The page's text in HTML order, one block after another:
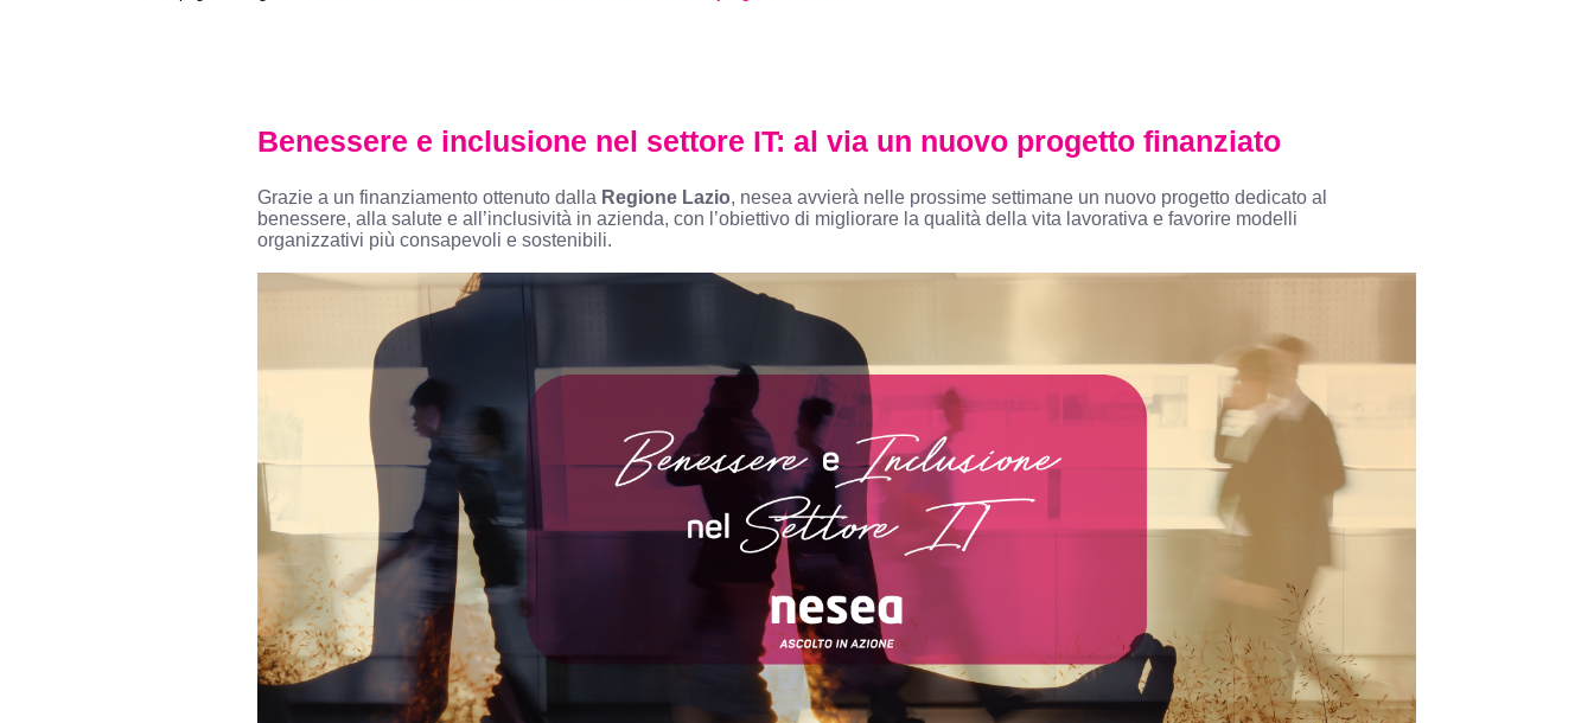
Benessere e inclusione nel settore IT: al via un nuovo progetto finanziato
Grazie a un finanziamento ottenuto dalla Regione Lazio, nesea avvierà nelle prossime settimane un nuovo progetto dedicato al
benessere, alla salute e all’inclusività in azienda, con l’obiettivo di migliorare la qualità della vita lavorativa e favorire modelli
organizzativi più consapevoli e sostenibili.